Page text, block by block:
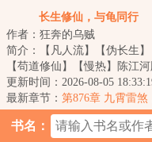
长生修仙，与龟同行
作者：狂奔的乌贼
简介：【凡人流】【伪长生】
【苟道修仙】【慢热】陈江河
简介：陈江河穿越到了修仙世
界，成为修仙家族中...
更新时间：2026-08-05
最新章节： 第876章 九霄雷煞
魔失控，青鸾欲念（万字求月
票，求订阅）
书名：